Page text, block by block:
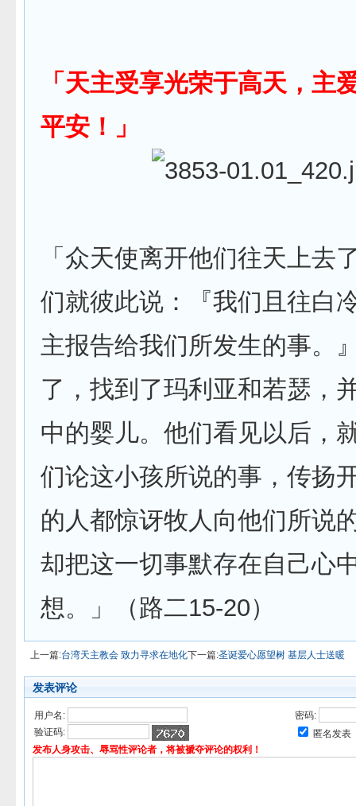
「天主受享光荣于高天，主
平安！」
「众天使离开他们往天上去
们就彼此说：『我们且往白
主报告给我们所发生的事。
了，找到了玛利亚和若瑟，
中的婴儿。他们看见以后，
们论这小孩所说的事，传扬
的人都惊讶牧人向他们所说
却把这一切事默存在自己心
想。」（路二15-20）
上一篇:台湾天主教会 致力寻求在地化下一篇:圣诞爱心愿望树 基层人士送暖
发表评论
用户名:
密码:
验证码:
匿名发表
发布人身攻击、辱骂性评论者，将被褫夺评论的权利！